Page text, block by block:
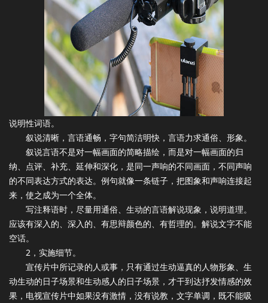
说明性词语。
叙说清晰，言语通畅，字句简洁明快，言语力求通俗、形象。
叙说言语不是对一幅画面的简略描绘，而是对一幅画面的归
纳、点评、补充、延伸和深化，是同一声响的不同画面，不同声响
的不同表达方式的表达。例句就像一条链子，把图象和声响连接起
来，使之成为一个全体。
写注释语时，尽量用通俗、生动的言语解说现象，说明道理。
应该有深入的、深入的、有思辩颜色的、有哲理的。解说文字不能
空话。
2，实施细节。
宣传片中所记录的人或事，只有通过生动逼真的人物形象、生
动生动的日子场景和生动感人的日子场景，才干到达抒发情感的效
果，电视宣传片中如果没有激情，没有说教，文字单调，既不能吸